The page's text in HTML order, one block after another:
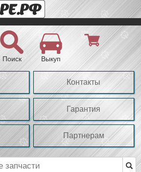
Поиск Выкуп
Контакты
Гарантия
Партнерам